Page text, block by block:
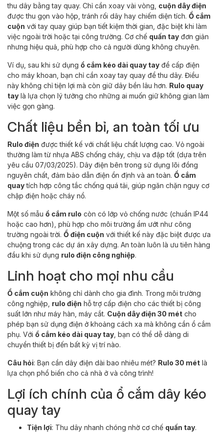
thu dây bằng tay quay. Chỉ cần xoay vài vòng, cuộn dây điện
được thu gọn vào hộp, tránh rối dây hay chiếm diện tích. Ổ cắm
cuộn với tay quay giúp bạn tiết kiệm thời gian, đặc biệt khi làm
việc ngoài trời hoặc tại công trường. Cơ chế quấn tay đơn giản
nhưng hiệu quả, phù hợp cho cả người dùng không chuyên.
Ví dụ, sau khi sử dụng ổ cắm kéo dài quay tay để cấp điện
cho máy khoan, bạn chỉ cần xoay tay quay để thu dây. Điều
này không chỉ tiện lợi mà còn giữ dây bền lâu hơn. Rulo quay
tay là lựa chọn lý tưởng cho những ai muốn giữ không gian làm
việc gọn gàng.
Chất liệu bền bỉ, an toàn tối ưu
Rulo điện được thiết kế với chất liệu chất lượng cao. Vỏ ngoài
thường làm từ nhựa ABS chống cháy, chịu va đập tốt (dựa trên
yêu cầu 07/03/2025). Dây điện bên trong sử dụng lõi đồng
nguyên chất, đảm bảo dẫn điện ổn định và an toàn. Ổ cắm
quaytích hợp công tắc chống quá tải, giúp ngăn chặn nguy cơ
chập điện hoặc cháy nổ.
Một số mẫu ổ cắm rulo còn có lớp vỏ chống nước (chuẩn IP44
hoặc cao hơn), phù hợp cho môi trường ẩm ướt như công
trường ngoài trời. Ổ điện cuộn với thiết kế này đặc biệt được ưa
chuộng trong các dự án xây dựng. An toàn luôn là ưu tiên hàng
đầu khi sử dụng rulo điện công nghiệp.
Linh hoạt cho mọi nhu cầu
Ổ cắm cuộn không chỉ dành cho gia đình. Trong môi trường
công nghiệp, rulo điện hỗ trợ cấp điện cho các thiết bị công
suất lớn như máy hàn, máy cắt. Cuộn dây điện 30 mét cho
phép bạn sử dụng điện ở khoảng cách xa mà không cần ổ cắm
phụ. Với ổ cắm kéo dài quay tay , bạn có thể dễ dàng di
chuyển thiết bị đến bất kỳ vị trí nào.
Câu hỏi: Bạn cần dây điện dài bao nhiêu mét? Rulo 30 mét là
lựa chọn phổ biến cho cả nhà ở và công trình!
Lợi ích chính của ổ cắm dây kéo
quay tay
Tiện lợi: Thu dây nhanh chóng nhờ cơ chế quấn tay.